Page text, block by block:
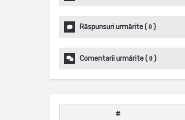
Răspunsuri urmărite( 0 )
Comentarii urmărite( 0 )
#